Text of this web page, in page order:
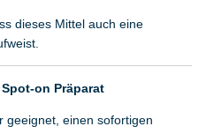
dieses Mittel auch eine
on Präparat
einen sofortigen